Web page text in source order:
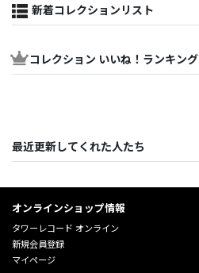
新着コレクションリスト
コレクション いいね！ランキング
最近更新してくれた人たち
オンラインショップ情報
タワーレコード オンライン
新規会員登録
マイページ